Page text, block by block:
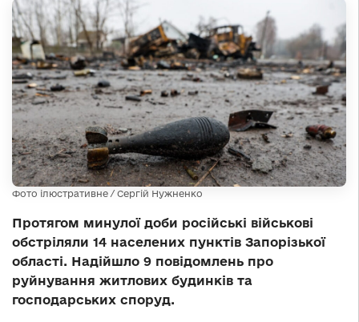
Фото ілюстративне / Сергій Нужненко
Протягом минулої доби російські військові
обстріляли 14 населених пунктів Запорізької
області. Надійшло 9 повідомлень про
руйнування житлових будинків та
господарських споруд.